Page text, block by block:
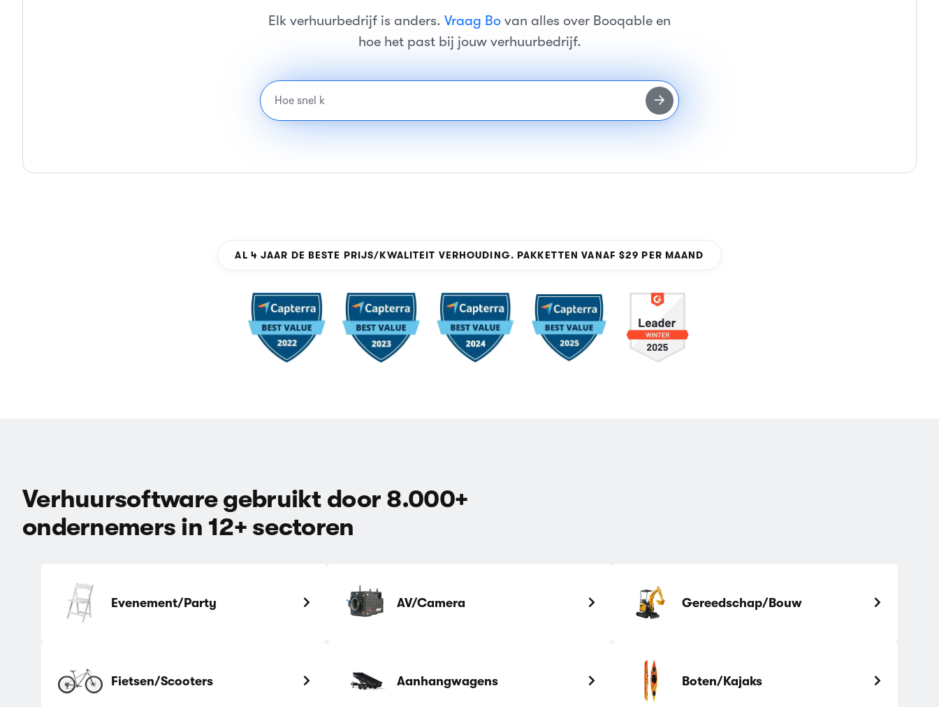
Elk verhuurbedrijf is anders. Vraag Bo van alles over Booqable en
hoe het past bij jouw verhuurbedrijf.
AL 4 JAAR DE BESTE PRIJS/KWALITEIT VERHOUDING. PAKKETTEN VANAF $29 PER MAAND
Verhuursoftware gebruikt door 8.000+
ondernemers in 12+ sectoren
Evenement/Party AV/Camera Gereedschap/Bouw
Fietsen/Scooters Aanhangwagens Boten/Kajaks